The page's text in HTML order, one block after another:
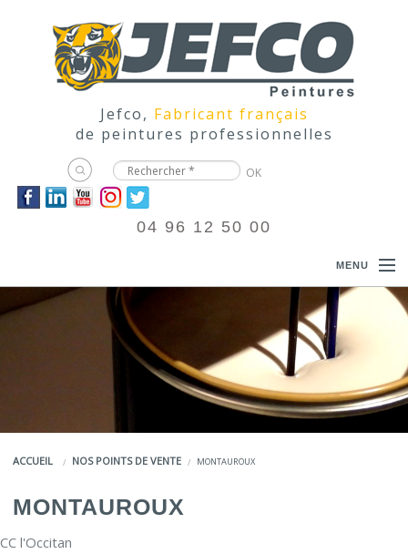
Jefco, Fabricant français
de peintures professionnelles
04 96 12 50 00
MENU
ACCUEIL
COULEURS
LA MARQUE JEFCO®
ACCUEIL NOS POINTS DE VENTE MONTAUROUX
MONTAUROUX
CC l'Occitan